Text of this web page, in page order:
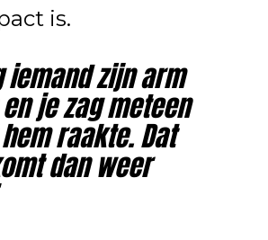
is.
iemand zijn arm
je zag meteen
raakte. Dat
dan weer